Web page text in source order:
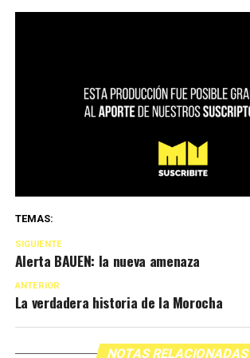
TEMAS:
SIGUIENTE
Alerta BAUEN: la nueva amenaza
ANTERIOR
La verdadera historia de la Morocha
NOTAS RELACIONADAS